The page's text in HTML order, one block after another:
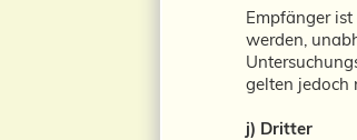
Empfänger
werden,
gelten jedoch
j) Dritter